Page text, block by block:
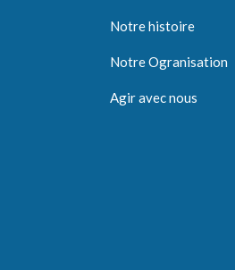
Notre histoire
Notre Ogranisation
Agir avec nous